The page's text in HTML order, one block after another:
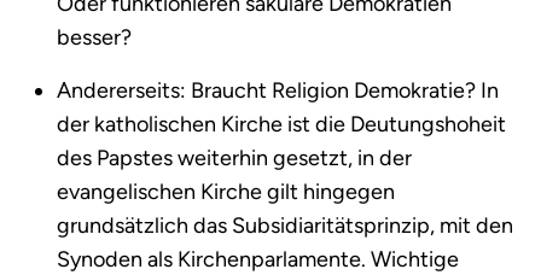
besser?
Andererseits: Braucht Religion Demokratie? In
der katholischen Kirche ist die Deutungshoheit
des Papstes weiterhin gesetzt, in der
evangelischen Kirche gilt hingegen
grundsätzlich das Subsidiaritätsprinzip, mit den
Synoden als Kirchenparlamente. Wichtige